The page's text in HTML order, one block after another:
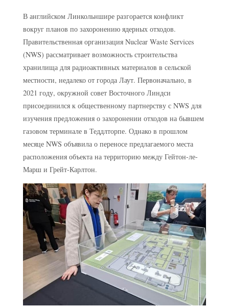
В английском Линкольншире разгорается конфликт
вокруг планов по захоронению ядерных отходов.
Правительственная организация Nuclear Waste Services
(NWS) рассматривает возможность строительства
хранилища для радиоактивных материалов в сельской
местности, недалеко от города Лаут. Первоначально, в
2021 году, окружной совет Восточного Линдси
присоединился к общественному партнерству с NWS для
изучения предложения о захоронении отходов на бывшем
газовом терминале в Теддлторпе. Однако в прошлом
месяце NWS объявила о переносе предлагаемого места
расположения объекта на территорию между Гейтон-ле-
Марш и Грейт-Карлтон.